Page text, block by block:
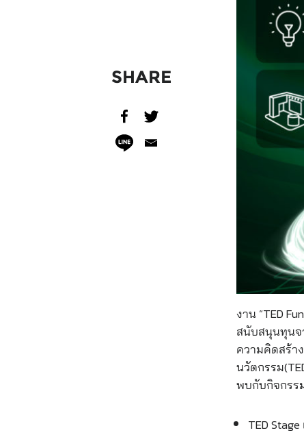
SHARE
งาน “TED
สนับสนุนทุนจ
ความคิดสร้า
นวัตกรรม
พบกับกิจกรร
TED